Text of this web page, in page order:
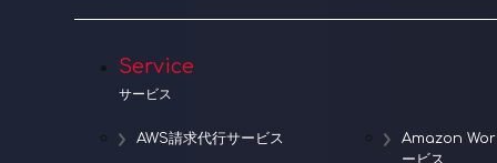
シ
Service
サービス
AWS請求代行サービス
Amazon
ービス